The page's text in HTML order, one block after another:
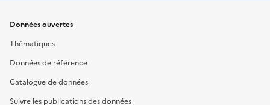
Données ouvertes
Thématiques
Données de référence
Catalogue de données
Suivre les publications des données